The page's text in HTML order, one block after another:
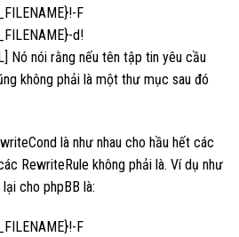
F
d!
Nó nói rằng nếu tên tập tin yêu cầu
không phải là một thư mục sau đó
là như nhau cho hầu hết các
RewriteRule không phải là. Ví dụ như
cho phpBB là:
F